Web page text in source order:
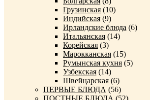
Грузинская (10)
Индийская (9)
Ирландские блюда (6)
Итальянская (14)
Корейская (3)
Марокканская (15)
Румынская кухня (5)
Узбекская (14)
Швейцарская (6)
ПЕРВЫЕ БЛЮДА (56)
ПОСТНЫЕ БЛЮДА (52)